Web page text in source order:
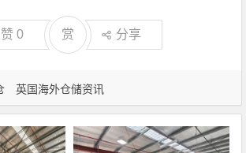
英国海外仓储资讯
赞0 赏 分享